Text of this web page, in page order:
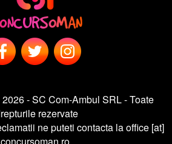
- SC Com-Ambul SRL - Toate
rezervate
ne puteti contacta la office [at]